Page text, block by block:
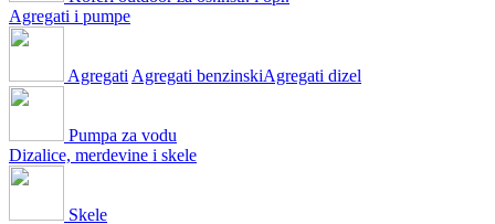
Agregati i pumpe
Agregati Agregati benzinskiAgregati dizel
Pumpa za vodu
Dizalice, merdevine i skele
Skele